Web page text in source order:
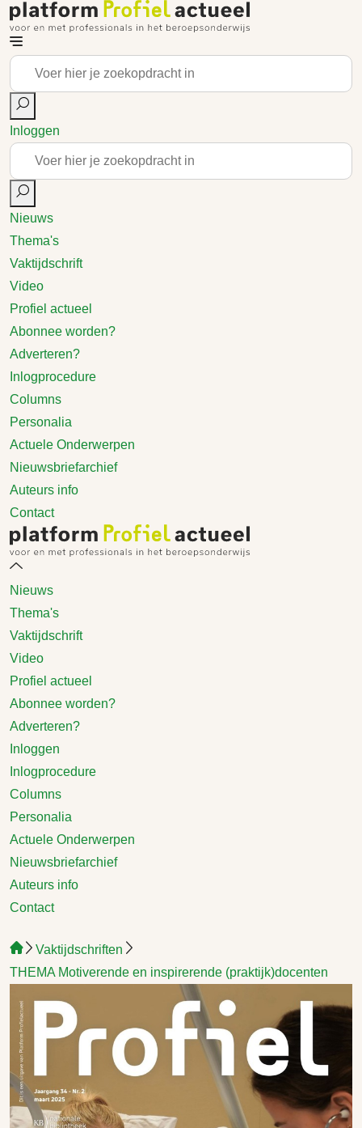
Inloggen
Nieuws
Thema's
Vaktijdschrift
Video
Profiel actueel
Abonnee worden?
Adverteren?
Inlogprocedure
Columns
Personalia
Actuele Onderwerpen
Nieuwsbriefarchief
Auteurs info
Contact
Nieuws
Thema's
Vaktijdschrift
Video
Profiel actueel
Abonnee worden?
Adverteren?
Inloggen
Inlogprocedure
Columns
Personalia
Actuele Onderwerpen
Nieuwsbriefarchief
Auteurs info
Contact
Vaktijdschriften
THEMA Motiverende en inspirerende (praktijk)docenten